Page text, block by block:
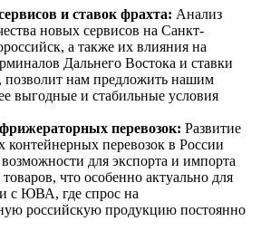
и ставок фрахта: Анализ
новых сервисов на Санкт-
а также их влияния на
Дальнего Востока и ставки
позволит нам предложить нашим
выгодные и стабильные условия
перевозок: Развитие
контейнерных перевозок в России
для экспорта и импорта
что особенно актуально для
с ЮВА, где спрос на
российскую продукцию постоянно